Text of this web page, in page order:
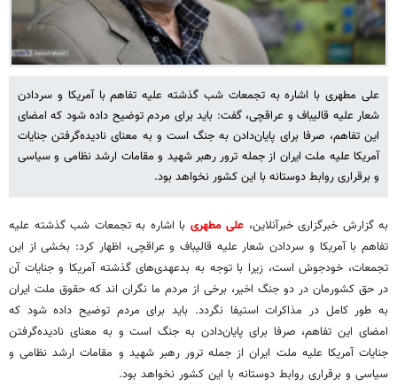
علی مطهری با اشاره به تجمعات شب گذشته علیه تفاهم با آمریکا و سردادن
شعار علیه قالیباف و عراقچی، گفت: باید برای مردم توضیح داده شود که امضای
این تفاهم، صرفا برای پایان‌دادن به جنگ است و به معنای نادیده‌گرفتن جنایات
آمریکا علیه ملت ایران از جمله ترور رهبر شهید و مقامات ارشد نظامی و سیاسی
و برقراری روابط دوستانه با این کشور نخواهد بود.
به گزارش خبرگزاری خبرآنلاین، علی‌ مطهری با اشاره به تجمعات شب گذشته علیه
تفاهم با آمریکا و سردادن شعار علیه قالیباف و عراقچی، اظهار کرد: بخشی از این
تجمعات، خودجوش است، زیرا با توجه به بدعهدی‌های گذشته آمریکا و جنایات آن
در حق کشورمان در دو جنگ اخیر، برخی از مردم ما نگران اند که حقوق ملت ایران
به طور کامل در مذاکرات استیفا نگردد. باید برای مردم توضیح داده شود که
امضای این تفاهم، صرفا برای پایان‌دادن به جنگ است و به معنای نادیده‌گرفتن
جنایات آمریکا علیه ملت ایران از جمله ترور رهبر شهید و مقامات ارشد نظامی و
سیاسی و برقراری روابط دوستانه با این کشور نخواهد بود.